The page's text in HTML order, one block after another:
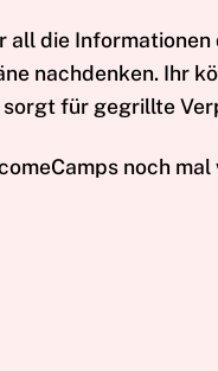
die
nachdenken. Ihr
sorgt für gegrillte
noch